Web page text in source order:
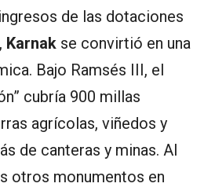
de las dotaciones
Karnak se convirtió en una
Bajo Ramsés III, el
cubría 900 millas
agrícolas, viñedos y
de canteras y minas. Al
otros monumentos en